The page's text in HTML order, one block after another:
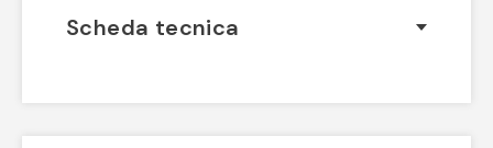
Scheda tecnica